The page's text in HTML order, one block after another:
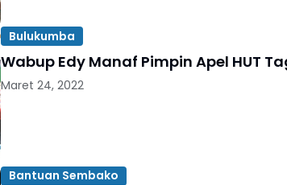
Bulukumba
Wabup Edy Manaf Pimpin Apel HUT
Maret 24, 2022
Bantuan Sembako